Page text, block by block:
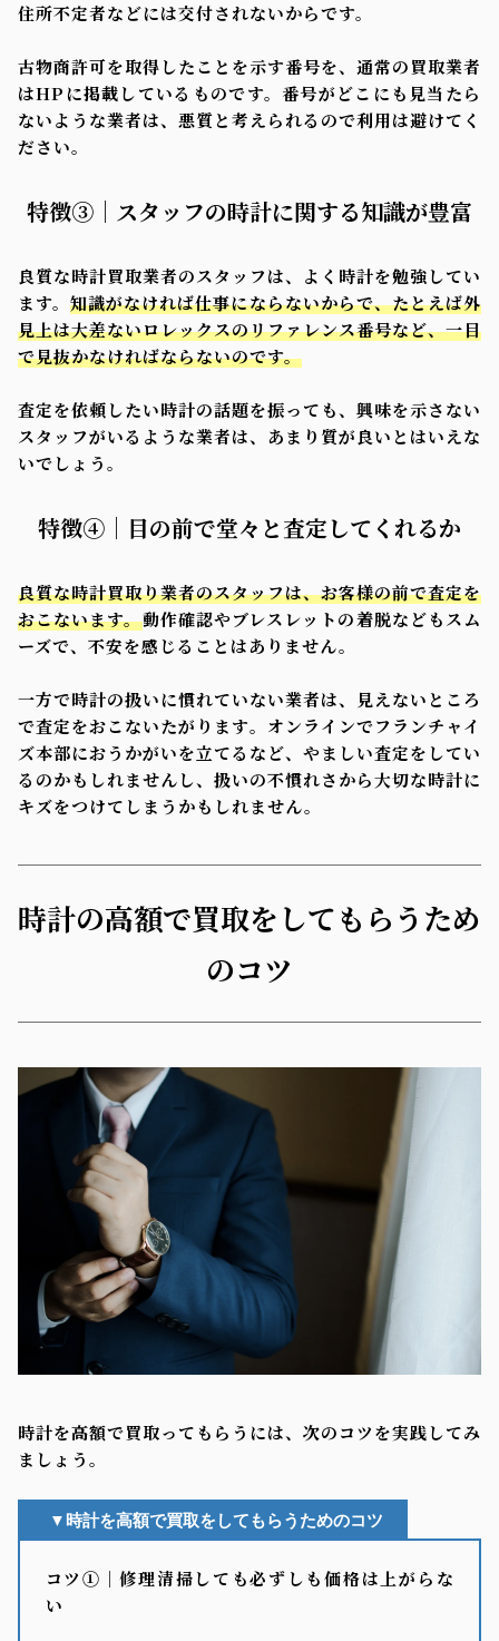
住所不定者などには交付されないからです。
古物商許可を取得したことを示す番号を、通常の買取業者
はHPに掲載しているものです。番号がどこにも見当たら
ないような業者は、悪質と考えられるので利用は避けてく
ださい。
特徴③｜スタッフの時計に関する知識が豊富
良質な時計買取業者のスタッフは、よく時計を勉強してい
ます。知識がなければ仕事にならないからで、たとえば外
見上は大差ないロレックスのリファレンス番号など、一目
で見抜かなければならないのです。
査定を依頼したい時計の話題を振っても、興味を示さない
スタッフがいるような業者は、あまり質が良いとはいえな
いでしょう。
特徴④｜目の前で堂々と査定してくれるか
良質な時計買取り業者のスタッフは、お客様の前で査定を
おこないます。動作確認やブレスレットの着脱などもスム
ーズで、不安を感じることはありません。
一方で時計の扱いに慣れていない業者は、見えないところ
で査定をおこないたがります。オンラインでフランチャイ
ズ本部におうかがいを立てるなど、やましい査定をしてい
るのかもしれませんし、扱いの不慣れさから大切な時計に
キズをつけてしまうかもしれません。
時計の高額で買取をしてもらうため
のコツ
時計を高額で買取ってもらうには、次のコツを実践してみ
ましょう。
▼時計を高額で買取をしてもらうためのコツ
コツ①｜修理清掃しても必ずしも価格は上がらな
い